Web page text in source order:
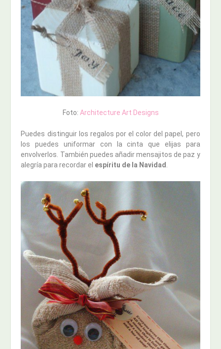
Foto: Architecture Art Designs
Puedes distinguir los regalos por el color del papel, pero
los puedes uniformar con la cinta que elijas para
envolverlos. También puedes añadir mensajitos de paz y
alegría para recordar el espíritu de la Navidad